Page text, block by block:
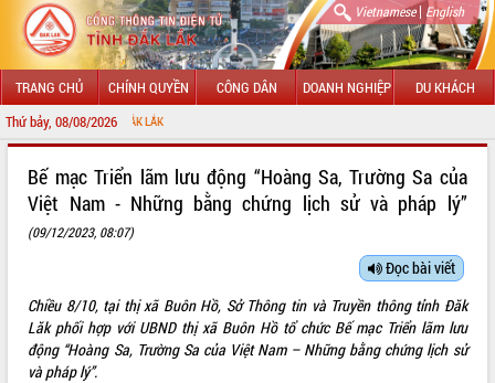
Vietnamese| English
TRANG CHỦ CHÍNH QUYỀN CÔNG DÂN DOANH NGHIỆP DU KHÁCH
Thứ bảy, 08/08/2026
LÃNH ĐẠO UBND TỈNH
SỞ, BAN, NGÀNH
UBND CÁC XÃ, PHƯỜNG
Bế mạc Triển lãm lưu động “Hoàng Sa, Trường Sa của
Việt Nam - Những bằng chứng lịch sử và pháp lý”
(09/12/2023, 08:07)
Đọc bài viết
Chiều 8/10, tại thị xã Buôn Hồ, Sở Thông tin và Truyền thông tỉnh Đăk
Lăk phối hợp với UBND thị xã Buôn Hồ tổ chức Bế mạc Triển lãm lưu
động “Hoàng Sa, Trường Sa của Việt Nam – Những bằng chứng lịch sử
và pháp lý”.